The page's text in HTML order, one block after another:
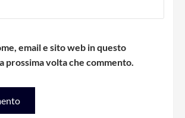
email e sito web in questo
prossima volta che commento.